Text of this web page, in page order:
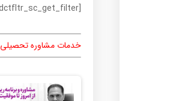
[prdctfltr_sc_get_filter]
خدمات مشاوره تحصیلی